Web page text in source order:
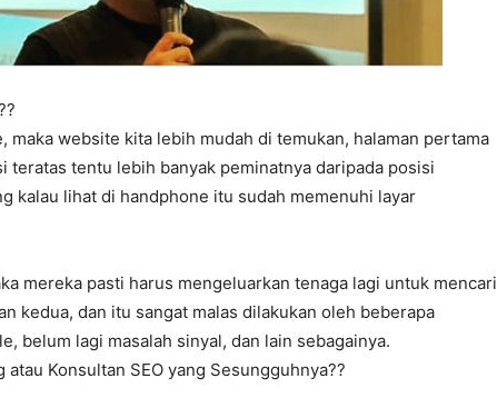
maka website kita lebih mudah di temukan, halaman pertama
teratas tentu lebih banyak peminatnya daripada posisi
kalau lihat di handphone itu sudah memenuhi layar
mereka pasti harus mengeluarkan tenaga lagi untuk mencari
kedua, dan itu sangat malas dilakukan oleh beberapa
belum lagi masalah sinyal, dan lain sebagainya.
Konsultan SEO yang Sesungguhnya??